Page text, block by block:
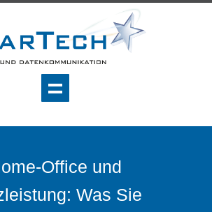
Office und
Was Sie